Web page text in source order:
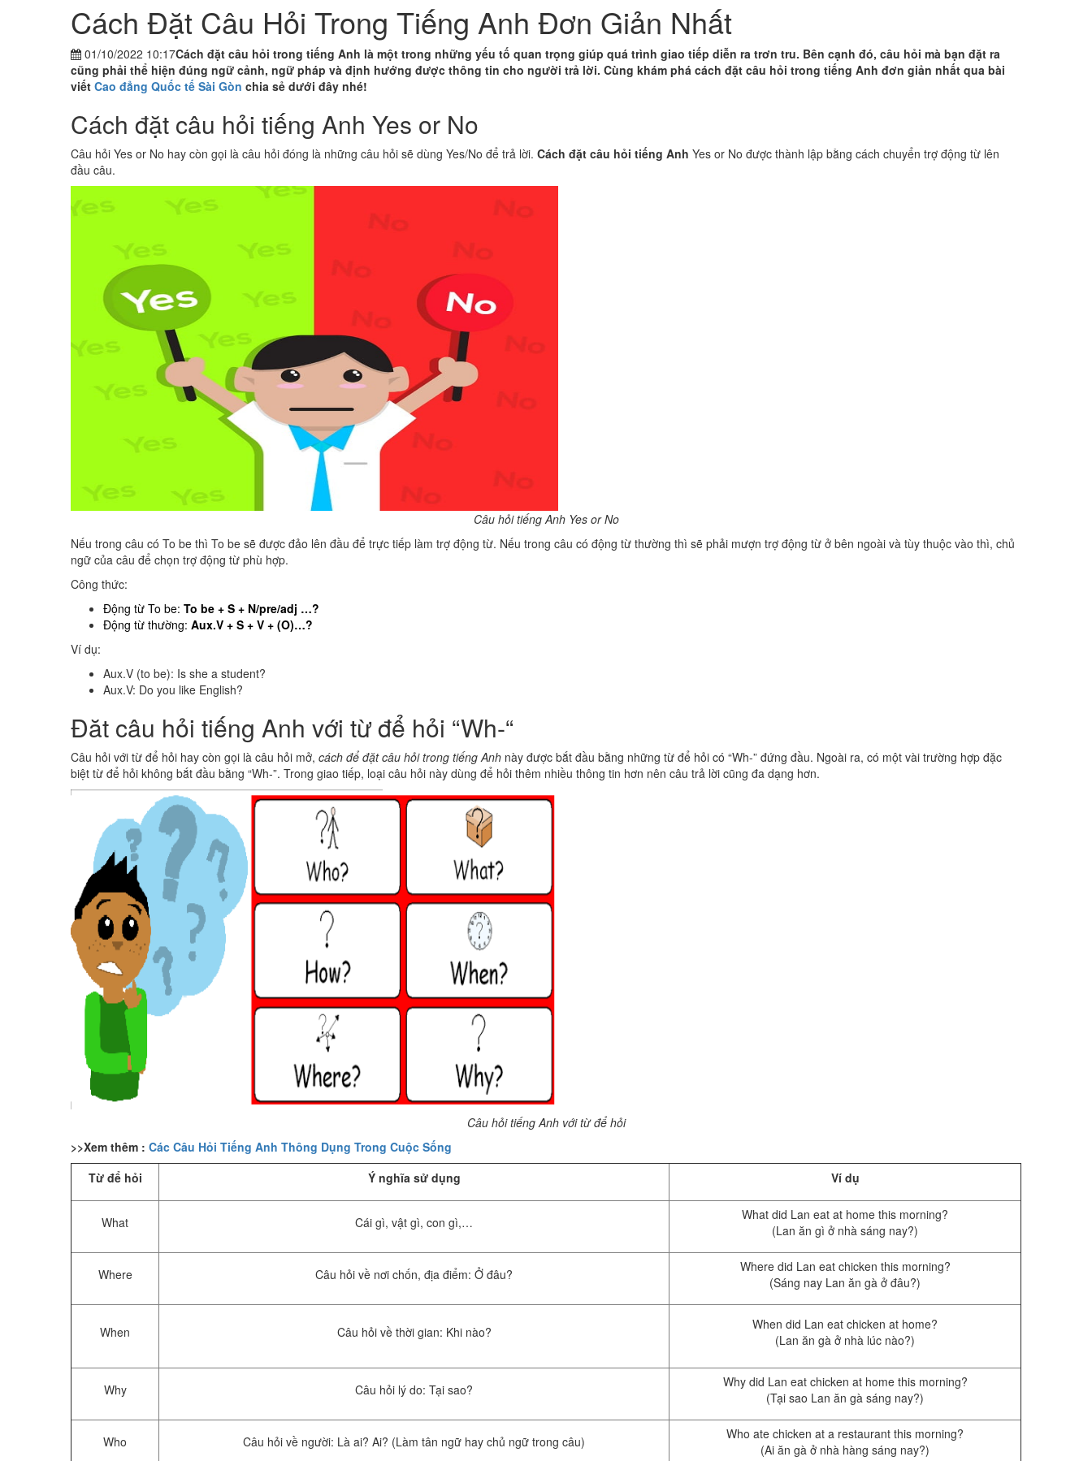
Cách Đặt Câu Hỏi Trong Tiếng Anh Đơn Giản Nhất
01/10/2022 10:17Cách đặt câu hỏi trong tiếng Anh là một trong những yếu tố quan trọng giúp quá trình giao tiếp diễn ra trơn tru. Bên cạnh đó, câu hỏi mà bạn đặt ra
cũng phải thể hiện đúng ngữ cảnh, ngữ pháp và định hướng được thông tin cho người trả lời. Cùng khám phá cách đặt câu hỏi trong tiếng Anh đơn giản nhất qua bài
viết Cao đẳng Quốc tế Sài Gòn chia sẻ dưới đây nhé!
Cách đặt câu hỏi tiếng Anh Yes or No
Câu hỏi Yes or No hay còn gọi là câu hỏi đóng là những câu hỏi sẽ dùng Yes/No để trả lời. Cách đặt câu hỏi tiếng Anh Yes or No được thành lập bằng cách chuyển trợ động từ lên
đầu câu.
Câu hỏi tiếng Anh Yes or No
​Nếu trong câu có To be thì To be sẽ được đảo lên đầu để trực tiếp làm trợ động từ. Nếu trong câu có động từ thường thì sẽ phải mượn trợ động từ ở bên ngoài và tùy thuộc vào thì, chủ
ngữ của câu để chọn trợ động từ phù hợp.
Công thức:
Động từ To be: To be + S + N/pre/adj …?
Động từ thường: Aux.V + S + V + (O)…?
Ví dụ:
Aux.V (to be): ​Is she a student?
​Aux.V: ​Do you like English?
Đăt câu hỏi tiếng Anh với từ để hỏi “Wh-“
​Câu hỏi với từ để hỏi hay còn gọi là câu hỏi mở, cách để đặt câu hỏi trong tiếng Anh này được bắt đầu bằng những từ để hỏi có “Wh-” đứng đầu. Ngoài ra, có một vài trường hợp đặc
biệt từ để hỏi không bắt đầu bằng “Wh-”. Trong giao tiếp, loại câu hỏi này dùng để hỏi thêm nhiều thông tin hơn nên câu trả lời cũng đa dạng hơn.
Câu hỏi tiếng Anh với từ để hỏi
>>Xem thêm : Các Câu Hỏi Tiếng Anh Thông Dụng Trong Cuộc Sống
Từ để hỏi
Ý nghĩa sử dụng Ví dụ
What Cái gì, vật gì, con gì,…
What did Lan eat at home this morning?
(Lan ăn gì ở nhà sáng nay?)
Where Câu hỏi về nơi chốn, địa điểm: Ở đâu?
Where did Lan eat chicken this morning?
(Sáng nay Lan ăn gà ở đâu?)
When Câu hỏi về thời gian: Khi nào?
When did Lan eat chicken at home?
(Lan ăn gà ở nhà lúc nào?)
Why Câu hỏi lý do: Tại sao?
Why did Lan eat chicken at home this morning?
(Tại sao Lan ăn gà sáng nay?)
Who Câu hỏi về người: Là ai? Ai? (Làm tân ngữ hay chủ ngữ trong câu)
Who ate chicken at a restaurant this morning?
(Ai ăn gà ở nhà hàng sáng nay?)